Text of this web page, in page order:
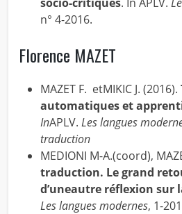
n° 4-2016.
Florence MAZET
MAZET F. etMIKIC J. (2016).
automatiques et
InAPLV. Les langues
traduction
MEDIONI M-A.(coord),
traduction. Le grand
d’uneautre réflexion sur
Les langues modernes, 1-